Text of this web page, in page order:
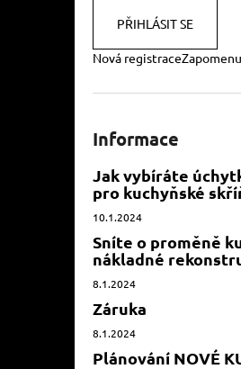
PŘIHLÁSIT SE
Nová registrace
Informace
Jak vybíráte
pro kuchyňské
10.1.2024
Sníte o proměně
nákladné
8.1.2024
Záruka
8.1.2024
Plánování NOVÉ